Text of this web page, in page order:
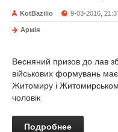
KotBazilio 9-03-2016,
Армія
Весняний призов до лав
військових формувань
Житомиру і
чоловік
Подробнее